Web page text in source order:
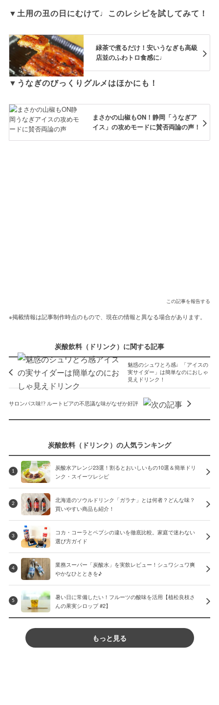
▼土用の丑の日にむけて♩このレシピを試してみて！
緑茶で煮るだけ！安いうなぎも高級
店並のふわトロ食感に♩
▼うなぎのびっくりグルメはほかにも！
まさかの山椒もON！静岡「うなぎア
イス」の攻めモードに賛否両論の声！
この記事を報告する
※掲載情報は記事制作時点のもので、現在の情報と異なる場合があります。
炭酸飲料（ドリンク）に関する記事
魅惑のシュワとろ感♩「アイスの
実サイダー」は簡単なのにおしゃ
見えドリンク！
サロンパス味!? ルートビアの不思議な味がなぜか好評
炭酸飲料（ドリンク）の人気ランキング
1
炭酸水アレンジ23選！割るとおいしいもの10選＆簡単ドリ
ンク・スイーツレシピ
2
北海道のソウルドリンク「ガラナ」とは何者？どんな味？
買いやすい商品も紹介！
3
コカ・コーラとペプシの違いを徹底比較。家庭で迷わない
選び方ガイド
4
業務スーパー「炭酸水」を実飲レビュー！シュワシュワ爽
やかなひとときを♪
5
暑い日に常備したい！フルーツの酸味を活用【植松良枝さ
んの果実シロップ #2】
もっと見る